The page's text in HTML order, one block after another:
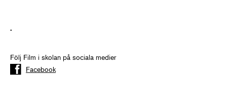
.
Följ Film i skolan på sociala medier
Facebook